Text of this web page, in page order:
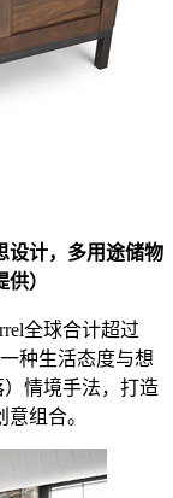
设计，多用途储物
）
全球合计超过
种生活态度与想
）情境手法，打造
组合。